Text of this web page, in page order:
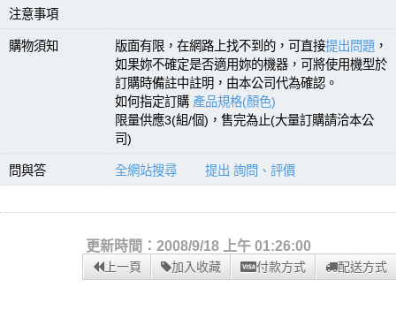
注意事項
購物須知 版面有限，在網路上找不到的，可直接提出問題 ，
如果妳不確定是否適用妳的機器，可將使用機型於
訂購時備註中註明，由本公司代為確認。
如何指定訂購 產品規格(顏色)
限量供應3(組/個)，售完為止(大量訂購請洽本公
司)
問與答 全網站搜尋 提出 詢問、評價
更新時間：2008/9/18 上午 01:26:00
上一頁 加入收藏 付款方式 配送方式